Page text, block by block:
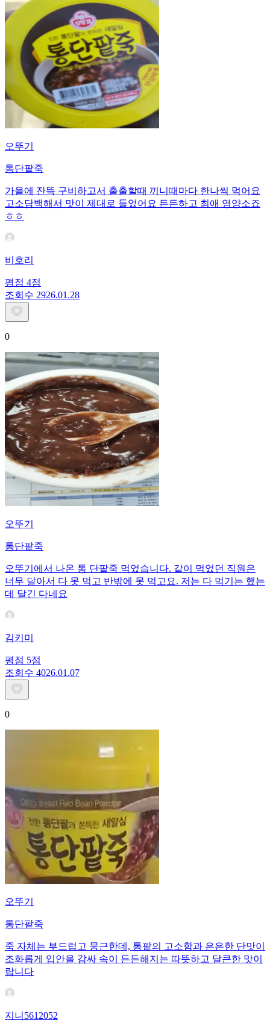
오뚜기
통단팥죽
가을에 잔뜩 구비하고서 출출할때 끼니때마다 한나씩 먹어요
고소담백해서 맛이 제대로 들었어요 든든하고 최애 영양소죠
ㅎㅎ
비호리
평점 4점
조회수 2926.01.28
0
오뚜기
통단팥죽
오뚜기에서 나온 통 단팥죽 먹었습니다. 같이 먹었던 직원은
너무 달아서 다 못 먹고 반밖에 못 먹고요. 저는 다 먹기는 했는
데 달긴 다네요
김키미
평점 5점
조회수 4026.01.07
0
오뚜기
통단팥죽
죽 자체는 부드럽고 뭉근한데, 통팥의 고소함과 은은한 단맛이
조화롭게 입안을 감싸 속이 든든해지는 따뜻하고 달큰한 맛이
랍니다
지니5612052